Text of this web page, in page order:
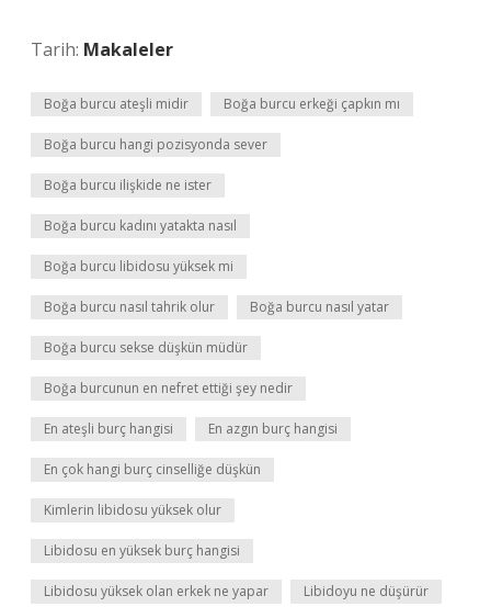
Tarih: Makaleler
Boğa burcu ateşli midir Boğa burcu erkeği çapkın mı
Boğa burcu hangi pozisyonda sever
Boğa burcu ilişkide ne ister
Boğa burcu kadını yatakta nasıl
Boğa burcu libidosu yüksek mi
Boğa burcu nasıl tahrik olur Boğa burcu nasıl yatar
Boğa burcu sekse düşkün müdür
Boğa burcunun en nefret ettiği şey nedir
En ateşli burç hangisi En azgın burç hangisi
En çok hangi burç cinselliğe düşkün
Kimlerin libidosu yüksek olur
Libidosu en yüksek burç hangisi
Libidosu yüksek olan erkek ne yapar Libidoyu ne düşürür